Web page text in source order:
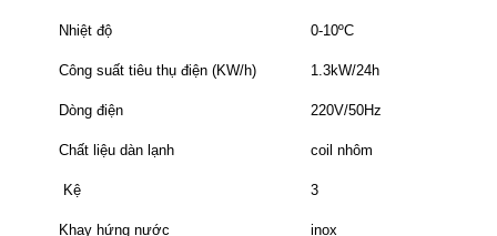
Nhiệt độ 0-10ºC
Công suất tiêu thụ điện (KW/h) 1.3kW/24h
Dòng điện 220V/50Hz
Chất liệu dàn lạnh coil nhôm
Kệ 3
Khay hứng nước inox